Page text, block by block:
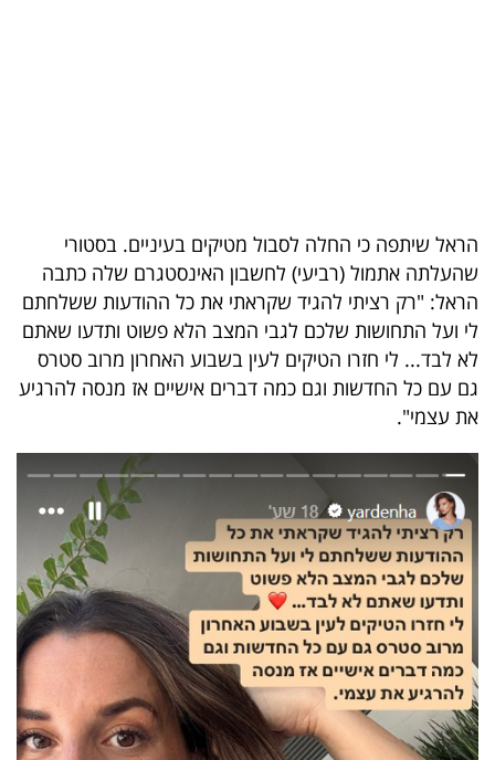
TOP-
5
המילון
הכלכלי
פודקאסט
40
UNDER
40
שיתופי
פעולה
הראל שיתפה כי החלה לסבול מטיקים בעיניים. בסטורי
שהעלתה אתמול (רביעי) לחשבון האינסטגרם שלה כתבה
הראל: "רק רציתי להגיד שקראתי את כל ההודעות ששלחתם
לי ועל התחושות שלכם לגבי המצב הלא פשוט ותדעו שאתם
לא לבד... לי חזרו הטיקים לעין בשבוע האחרון מרוב סטרס
גם עם כל החדשות וגם כמה דברים אישיים אז מנסה להרגיע
את עצמי".